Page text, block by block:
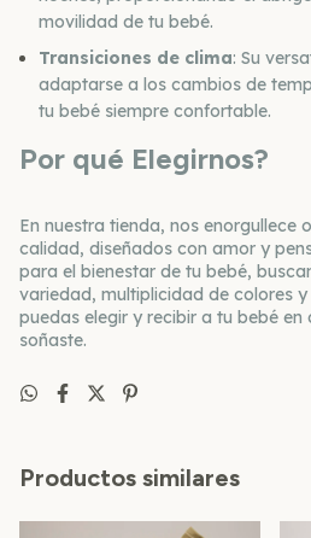
movilidad de tu bebé.
Transiciones de clima: Su
adaptarse a los cambios de
tu bebé siempre confortable.
Por qué Elegirnos?
En nuestra tienda, nos enorgullece
calidad, diseñados con amor y
para el bienestar de tu bebé,
variedad, multiplicidad de colores
puedas elegir y recibir a tu bebé
soñaste.
Productos similares